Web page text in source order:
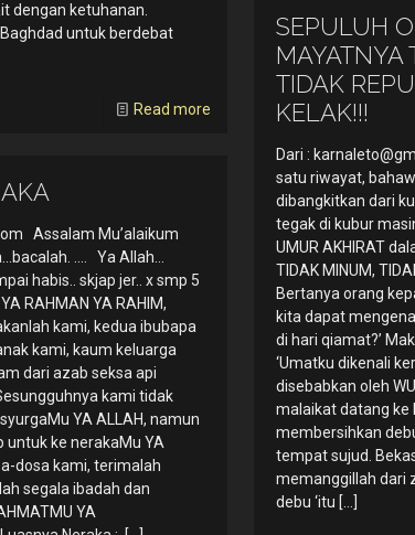
dengan ketuhanan.
untuk berdebat
Read more
SEPULUH
MAYATNYA
TIDAK
KELAK!!!
Dari :
satu riwayat,
dibangkitkan dari
tegak di kubur
UMUR AKHIRAT
TIDAK MINUM,
Bertanya orang
kita dapat
di hari qiamat?’
‘Umatku dikenali
disebabkan oleh
malaikat datang ke
membersihkan
tempat sujud.
memanggillah dari
debu ‘itu […]
Assalam Mu’alaikum
…. Ya Allah…
habis.. skjap jer.. x smp 5
RAHMAN YA RAHIM,
kami, kedua ibubapa
kami, kaum keluarga
dari azab seksa api
kami tidak
YA ALLAH, namun
untuk ke nerakaMu YA
dosa kami, terimalah
segala ibadah dan
YA